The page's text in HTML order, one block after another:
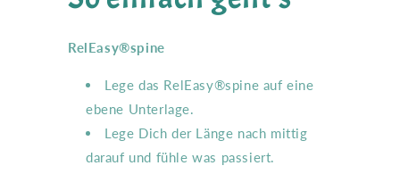
RelEasy®spine
Lege das RelEasy®spine auf eine
ebene Unterlage.
Lege Dich der Länge nach mittig
darauf und fühle was passiert.